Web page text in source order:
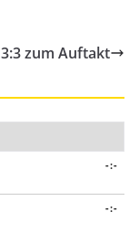
3:3 zum Auftakt
-:-
-:-